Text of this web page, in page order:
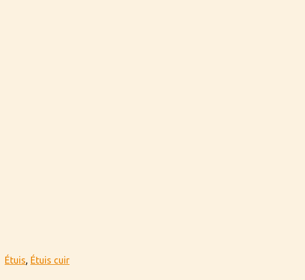
Étuis, Étuis cuir